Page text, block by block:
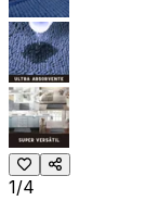
1/4